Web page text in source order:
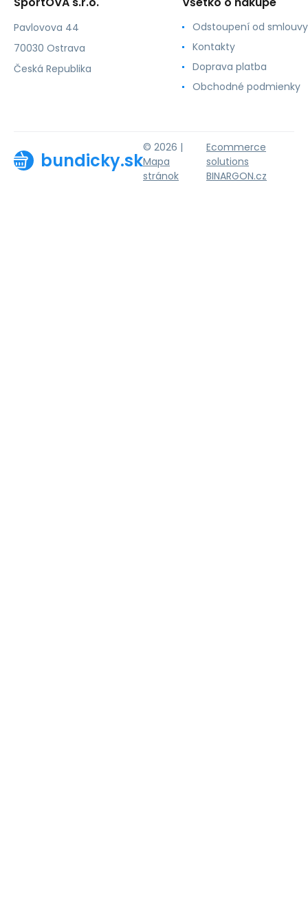
Pavlovova 44
70030 Ostrava
Česká Republika
Odstoupení od smlouvy
Kontakty
Doprava platba
Obchodné podmienky
bundicky.sk
© 2026 |
Mapa
stránok
Ecommerce
solutions
BINARGON.cz